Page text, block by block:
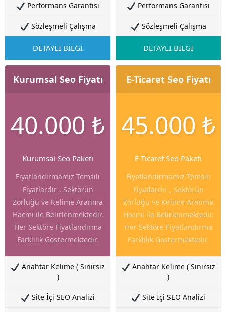
Performans Garantisi
Sözleşmeli Çalışma
DETAYLI BİLGİ
Performans Garantisi
Sözleşmeli Çalışma
DETAYLI BİLGİ
Kurumsal Seo Fiyatı
40.000 ₺
Kurumsal Seo Paketi
Fiyatlandırmamız Temsili
Fiyatlardır , Sektörün
Zorluğu ve Kelime Aranma
Hacmi ile Belirlenmektedir.
Her Sektöre Fiyatlandırma
Farklılık Göstermektedir.
Anahtar Kelime ( Sınırsız
)
Site İçi SEO Analizi
E-Ticaret Seo Fiyatı
45.000 ₺
E-Ticaret Seo Paketi
Fiyatlandırmamız Temsili
Fiyatlardır , Sektörün
Zorluğu ve Kelime Aranma
Hacmi ile Belirlenmektedir.
Her Sektöre Fiyatlandırma
Farklılık Göstermektedir.
Anahtar Kelime ( Sınırsız
)
Site İçi SEO Analizi